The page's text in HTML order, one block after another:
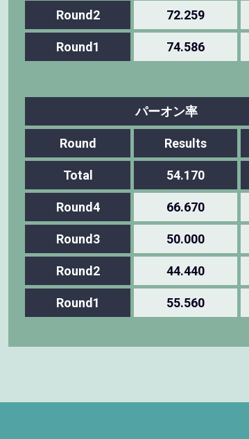
Round2 72.259
Round1 74.586
パーオン率
Round Results
Total 54.170
Round4 66.670
Round3 50.000
Round2 44.440
Round1 55.560